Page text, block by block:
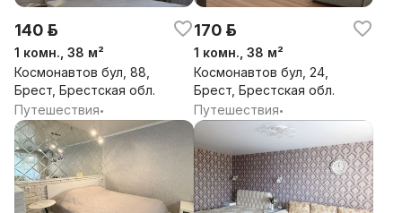
140 р.
1 комн., 38 м²
Космонавтов бул, 88,
Брест, Брестская обл.
Путешествия•
170 р.
1 комн., 38 м²
Космонавтов бул, 24,
Брест, Брестская обл.
Путешествия•